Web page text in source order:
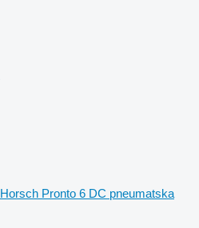
Horsch Pronto 6 DC pneumatska